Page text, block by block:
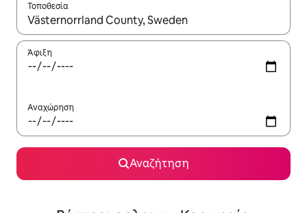
Τοποθεσία
Όταν τα αποτελέσματα είναι διαθέσιμα, μπορείτε να
Άφιξη
Αναχώρηση
Αναζήτηση